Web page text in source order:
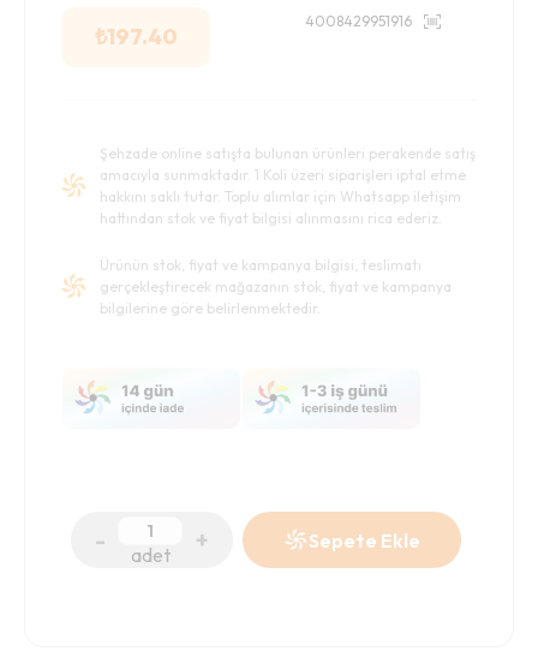
₺197.40
4008429951916
Şehzade online satışta bulunan ürünleri perakende satış
amacıyla sunmaktadır. 1 Koli üzeri siparişleri iptal etme
hakkını saklı tutar. Toplu alımlar için Whatsapp iletişim
hattından stok ve fiyat bilgisi alınmasını rica ederiz.
Ürünün stok, fiyat ve kampanya bilgisi, teslimatı
gerçekleştirecek mağazanın stok, fiyat ve kampanya
bilgilerine göre belirlenmektedir.
- adet + Sepete Ekle